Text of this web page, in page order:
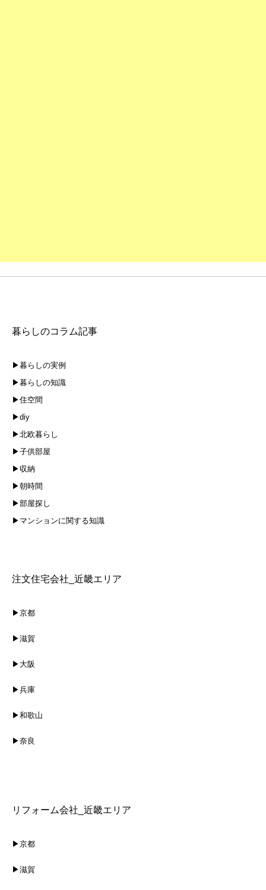
暮らしのコラム記事
▶暮らしの実例
▶暮らしの知識
▶住空間
▶diy
▶北欧暮らし
▶子供部屋
▶収納
▶朝時間
▶部屋探し
▶マンションに関する知識
注文住宅会社_近畿エリア
▶京都
▶滋賀
▶大阪
▶兵庫
▶和歌山
▶奈良
リフォーム会社_近畿エリア
▶京都
▶滋賀